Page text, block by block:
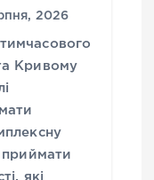
2026
Кривому
приймати
які